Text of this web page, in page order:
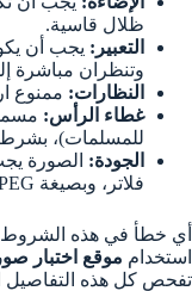
ظلال قاسية.
التعبير: يجب أن
وتنظران مباشرة
النظارات: ممنوع
غطاء الرأس:
للمسلمات)،
الجودة: الصورة
فلاتر، وبصيغة JPEG.
أي خطأ في هذه الشروط
استخدام موقع اختبار
تفحص كل هذه التفاصيل